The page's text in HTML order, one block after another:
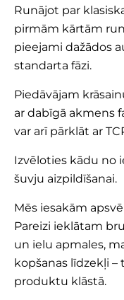
Runājot par
pirmām kārtām
pieejami dažādos
standarta fāzi.
Piedāvājam
ar dabīgā akmens
var arī pārklāt ar
Izvēloties kādu no
šuvju aizpildīšanai.
Mēs iesakām
Pareizi ieklātam
un ielu apmales,
kopšanas līdzekļi –
produktu klāstā.